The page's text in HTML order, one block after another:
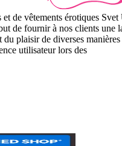
et de vêtements érotiques
de fournir à nos clients une
plaisir de diverses
utilisateur lors des